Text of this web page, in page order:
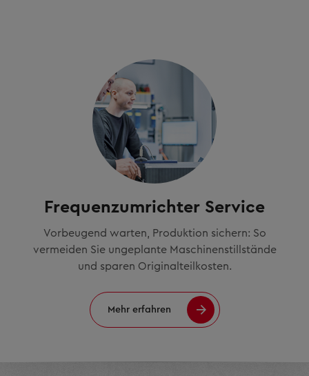
Frequenzumrichter Service
Vorbeugend warten, Produktion sichern: So
vermeiden Sie ungeplante Maschinenstillstände
und sparen Originalteilkosten.
Mehr erfahren